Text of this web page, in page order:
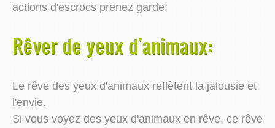
actions d'escrocs prenez garde!
Rêver de yeux d'animaux:
Le rêve des yeux d'animaux reflètent la jalousie et
l'envie.
Si vous voyez des yeux d'animaux en rêve, ce rêve